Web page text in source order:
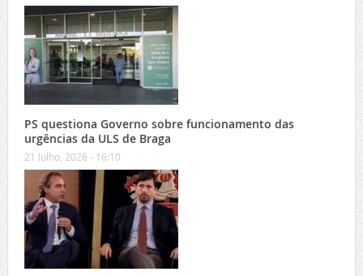
PS questiona Governo sobre funcionamento das
urgências da ULS de Braga
21 Julho, 2026 - 16:10